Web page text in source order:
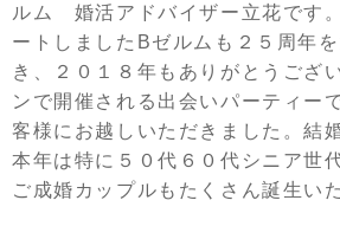
ルム 婚活アドバイザー立花です
ートしましたBゼルムも２５周年
き、２０１８年もありがとうござ
ンで開催される出会いパーティー
客様にお越しいただきました。結
本年は特に５０代６０代シニア世
ご成婚カップルもたくさん誕生い